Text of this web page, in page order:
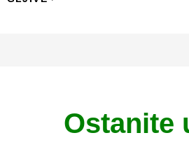
Ostanite